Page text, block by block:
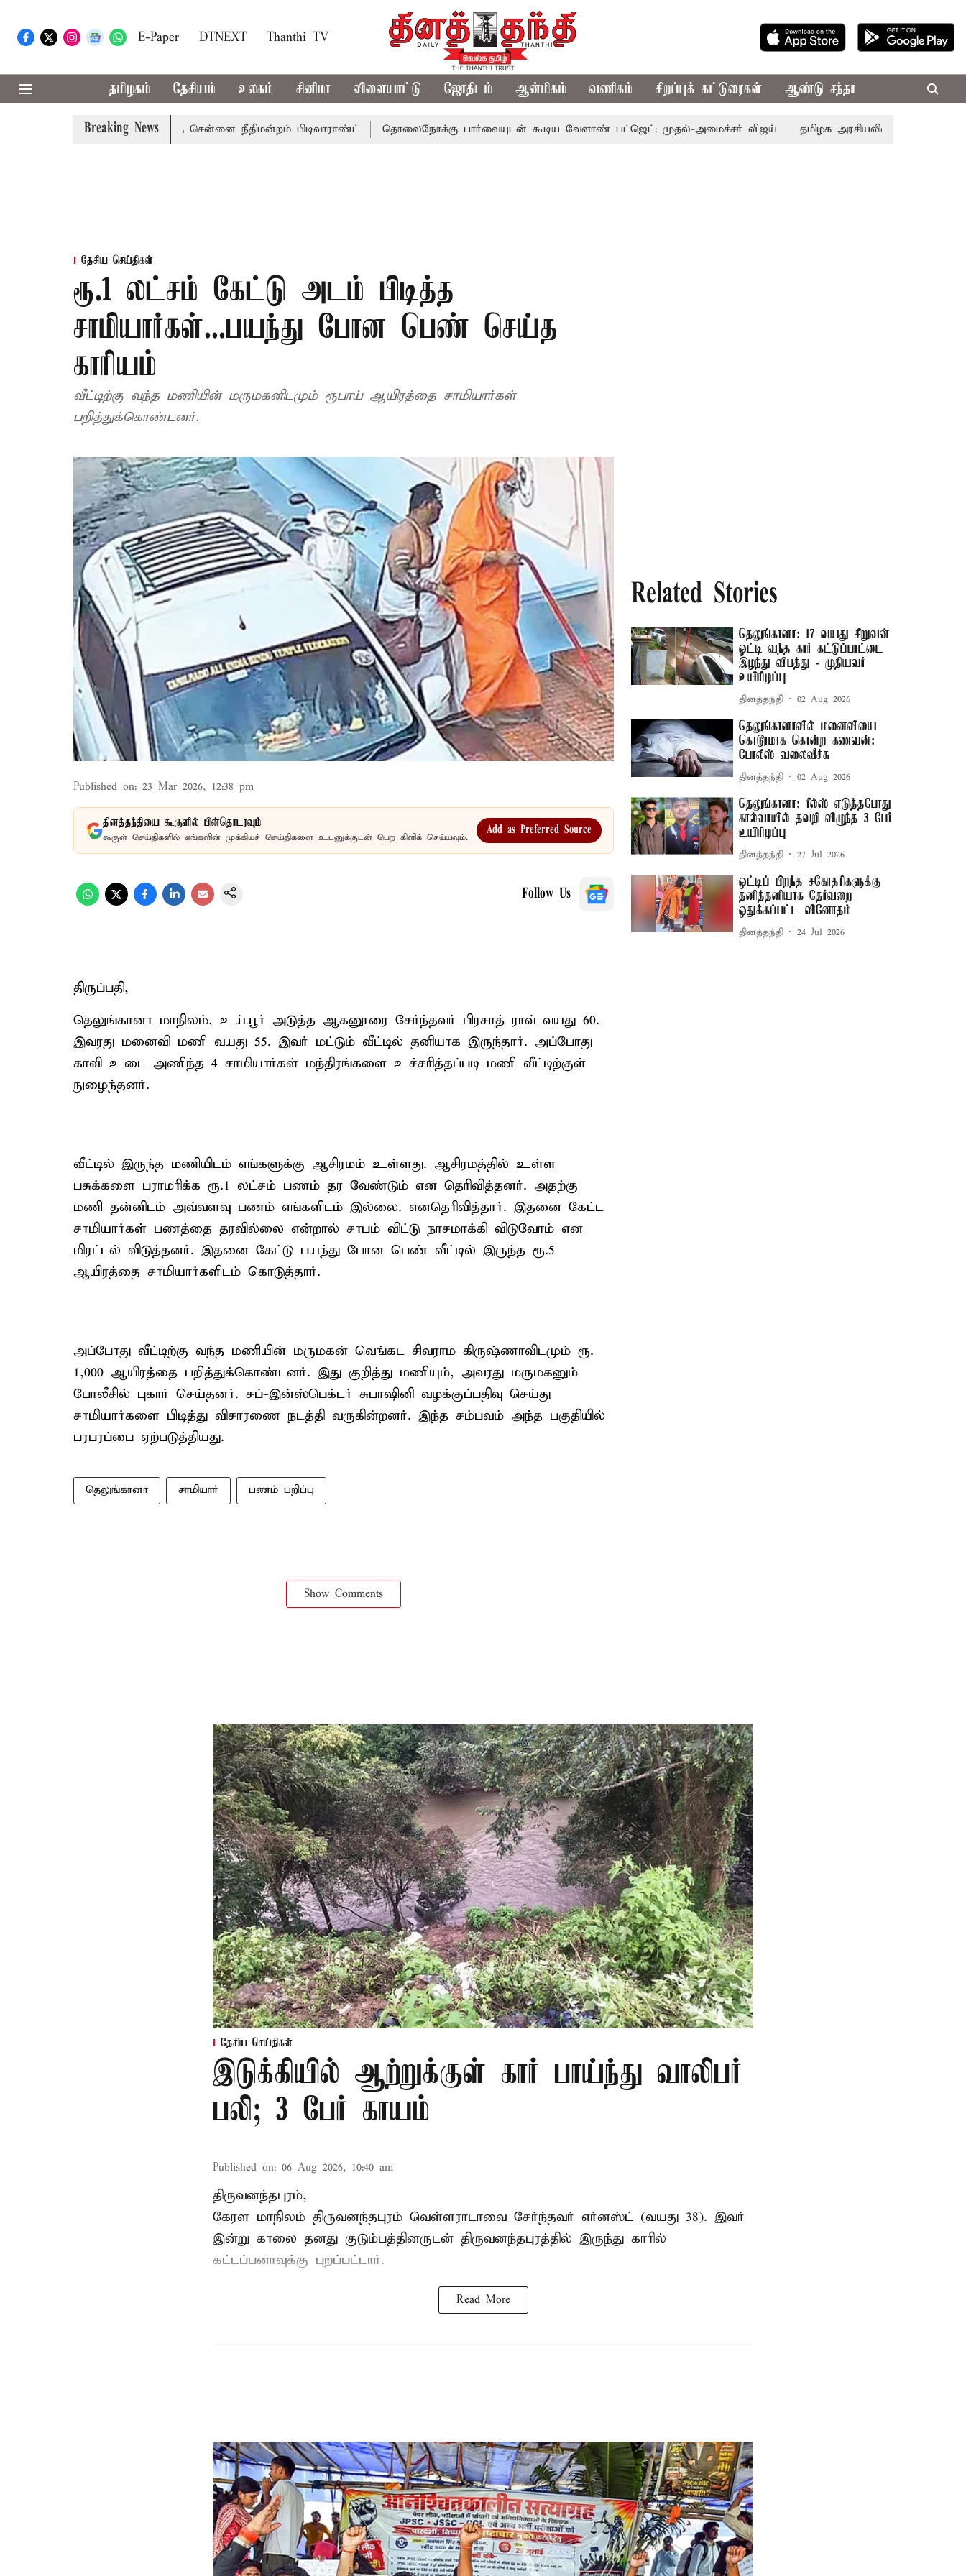
E-Paper DTNEXT Thanthi TV
தமிழகம் தேசியம் உலகம் சினிமா விளையாட்டு ஜோதிடம் ஆன்மிகம் வணிகம் சிறப்புக் கட்டுரைகள் ஆண்டு சந்தா
Breaking News
அமைச்சர் பொன்முடிக்கு சென்னை நீதிமன்றம் பிடிவாராண்ட் தொலைநோக்கு பார்வையுடன் கூடிய வேளாண் பட்ஜெட்: முதல்-அமைச்சர் விஜய் தமிழக அரசியலில் பரபரப்பு; அமைச்சர்
தேசிய செய்திகள்
ரூ.1 லட்சம் கேட்டு அடம் பிடித்த
சாமியார்கள்...பயந்து போன பெண் செய்த
காரியம்
வீட்டிற்கு வந்த மணியின் மருமகனிடமும் ரூபாய் ஆயிரத்தை சாமியார்கள்
பறித்துக்கொண்டனர்.
Published on: 23 Mar 2026, 12:38 pm
தினத்தந்தியை கூகுளில் பின்தொடரவும்
கூகுள் செய்திகளில் எங்களின் முக்கியச் செய்திகளை உடனுக்குடன் பெற கிளிக் செய்யவும்.
Add as Preferred Source
Follow Us
திருப்பதி,
தெலுங்கானா மாநிலம், உய்யூர் அடுத்த ஆகனூரை சேர்ந்தவர் பிரசாத் ராவ் வயது 60.
இவரது மனைவி மணி வயது 55. இவர் மட்டும் வீட்டில் தனியாக இருந்தார். அப்போது
காவி உடை அணிந்த 4 சாமியார்கள் மந்திரங்களை உச்சரித்தப்படி மணி வீட்டிற்குள்
நுழைந்தனர்.
வீட்டில் இருந்த மணியிடம் எங்களுக்கு ஆசிரமம் உள்ளது. ஆசிரமத்தில் உள்ள
பசுக்களை பராமரிக்க ரூ.1 லட்சம் பணம் தர வேண்டும் என தெரிவித்தனர். அதற்கு
மணி தன்னிடம் அவ்வளவு பணம் எங்களிடம் இல்லை. எனதெரிவித்தார். இதனை கேட்ட
சாமியார்கள் பணத்தை தரவில்லை என்றால் சாபம் விட்டு நாசமாக்கி விடுவோம் என
மிரட்டல் விடுத்தனர். இதனை கேட்டு பயந்து போன பெண் வீட்டில் இருந்த ரூ.5
ஆயிரத்தை சாமியார்களிடம் கொடுத்தார்.
அப்போது வீட்டிற்கு வந்த மணியின் மருமகன் வெங்கட சிவராம கிருஷ்ணாவிடமும் ரூ.
1,000 ஆயிரத்தை பறித்துக்கொண்டனர். இது குறித்து மணியும், அவரது மருமகனும்
போலீசில் புகார் செய்தனர். சப்-இன்ஸ்பெக்டர் சுபாஷினி வழக்குப்பதிவு செய்து
சாமியார்களை பிடித்து விசாரணை நடத்தி வருகின்றனர். இந்த சம்பவம் அந்த பகுதியில்
பரபரப்பை ஏற்படுத்தியது.
தெலுங்கானா சாமியார் பணம் பறிப்பு
Show Comments
Related Stories
தெலுங்கானா: 17 வயது சிறுவன்
ஓட்டி வந்த கார் கட்டுப்பாட்டை
இழந்து விபத்து - முதியவர்
உயிரிழப்பு
தினத்தந்தி 02 Aug 2026
தெலுங்கானாவில் மனைவியை
கொடூரமாக கொன்ற கணவன்:
போலீஸ் வலைவீச்சு
தினத்தந்தி 02 Aug 2026
தெலுங்கானா: ரீல்ஸ் எடுத்தபோது
கால்வாயில் தவறி விழுந்த 3 பேர்
உயிரிழப்பு
தினத்தந்தி 27 Jul 2026
ஒட்டிப் பிறந்த சகோதரிகளுக்கு
தனித்தனியாக தேர்வறை
ஒதுக்கப்பட்ட வினோதம்
தினத்தந்தி 24 Jul 2026
தேசிய செய்திகள்
இடுக்கியில் ஆற்றுக்குள் கார் பாய்ந்து வாலிபர்
பலி; 3 பேர் காயம்
Published on: 06 Aug 2026, 10:40 am
திருவனந்தபுரம்,
கேரள மாநிலம் திருவனந்தபுரம் வெள்ளராடாவை சேர்ந்தவர் எர்னஸ்ட் (வயது 38). இவர்
இன்று காலை தனது குடும்பத்தினருடன் திருவனந்தபுரத்தில் இருந்து காரில்
கட்டப்பனாவுக்கு புறப்பட்டார்.
Read More